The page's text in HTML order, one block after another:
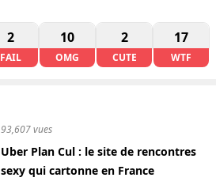
2
FAIL
10
OMG
2
CUTE
17
WTF
93,607 vues
Uber Plan Cul : le site de rencontres
sexy qui cartonne en France